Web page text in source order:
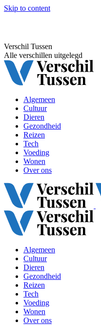
Skip to content
Verschil Tussen
Alle verschillen uitgelegd
Algemeen
Cultuur
Dieren
Gezondheid
Reizen
Tech
Voeding
Wonen
Over ons
Algemeen
Cultuur
Dieren
Gezondheid
Reizen
Tech
Voeding
Wonen
Over ons